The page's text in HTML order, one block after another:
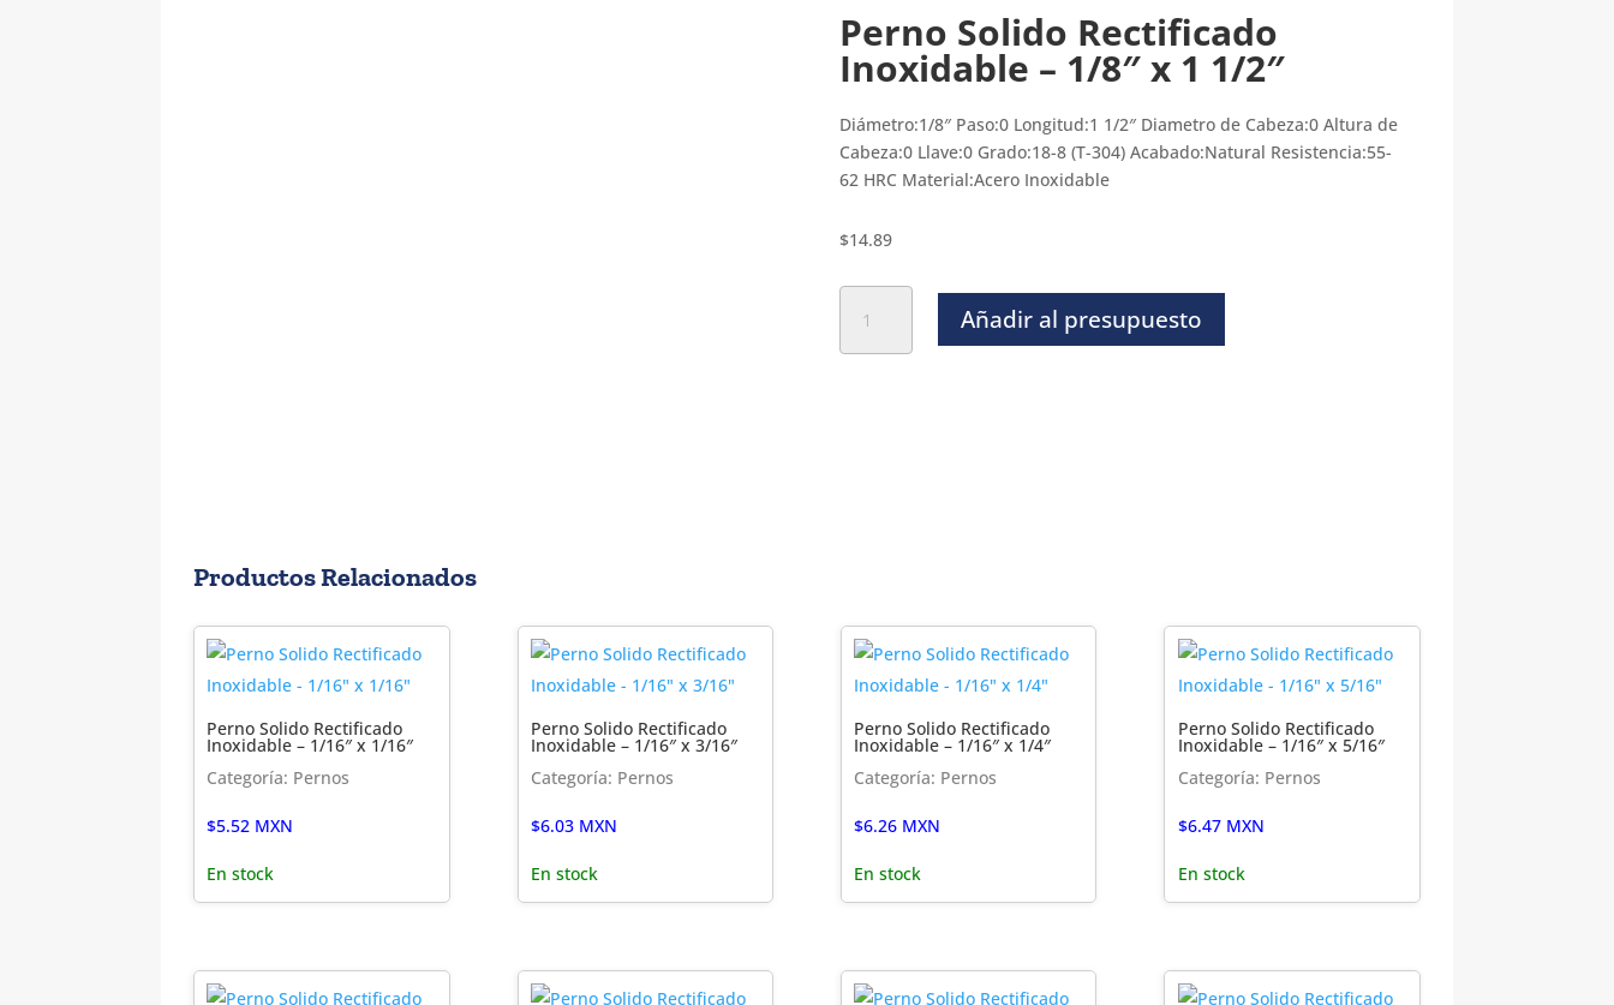
Perno Solido Rectificado
Inoxidable – 1/8″ x 1 1/2″
Diámetro:1/8″ Paso:0 Longitud:1 1/2″ Diametro de Cabeza:0 Altura de
Cabeza:0 Llave:0 Grado:18-8 (T-304) Acabado:Natural Resistencia:55-
62 HRC Material:Acero Inoxidable
$14.89
Solido
Rectificado
Añadir al presupuesto
Productos Relacionados
Perno Solido Rectificado
Inoxidable – 1/16″ x 1/16″
Categoría: Pernos
$5.52 MXN
En stock
Perno Solido Rectificado
Inoxidable – 1/16″ x 3/16″
Categoría: Pernos
$6.03MXN
En stock
Perno Solido Rectificado
Inoxidable – 1/16″ x 1/4″
Categoría: Pernos
$6.26 MXN
En stock
Perno Solido Rectificado
Inoxidable – 1/16″ x 5/16″
Categoría: Pernos
$6.47MXN
En stock